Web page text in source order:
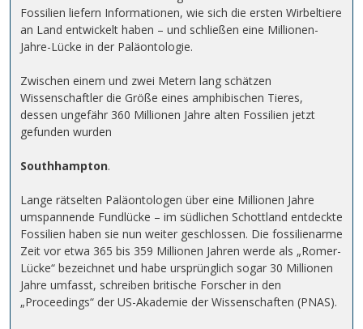
Fossilien liefern Informationen, wie sich die ersten Wirbeltiere
an Land entwickelt haben – und schließen eine Millionen-
Jahre-Lücke in der Paläontologie.
Zwischen einem und zwei Metern lang schätzen
Wissenschaftler die Größe eines amphibischen Tieres,
dessen ungefähr 360 Millionen Jahre alten Fossilien jetzt
gefunden wurden
Southhampton.
Lange rätselten Paläontologen über eine Millionen Jahre
umspannende Fundlücke – im südlichen Schottland entdeckte
Fossilien haben sie nun weiter geschlossen. Die fossilienarme
Zeit vor etwa 365 bis 359 Millionen Jahren werde als „Romer-
Lücke“ bezeichnet und habe ursprünglich sogar 30 Millionen
Jahre umfasst, schreiben britische Forscher in den
„Proceedings“ der US-Akademie der Wissenschaften (PNAS).